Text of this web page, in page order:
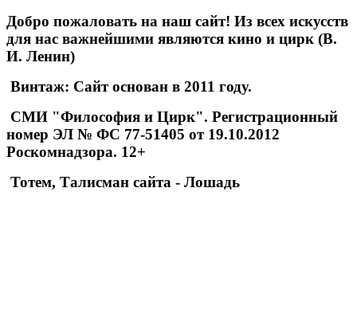
Добро пожаловать на наш сайт! Из всех искусств
для нас важнейшими являются кино и цирк (В.
И. Ленин)
Винтаж: Сайт основан в 2011 году.
СМИ "Философия и Цирк". Регистрационный
номер ЭЛ № ФС 77-51405 от 19.10.2012
Роскомнадзора. 12+
Тотем, Талисман сайта - Лошадь